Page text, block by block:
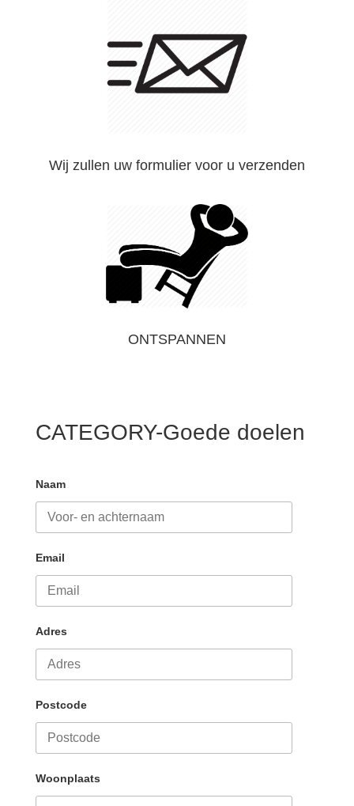
Wij zullen uw formulier voor u verzenden
ONTSPANNEN
CATEGORY-Goede doelen
Naam
Email
Adres
Postcode
Woonplaats